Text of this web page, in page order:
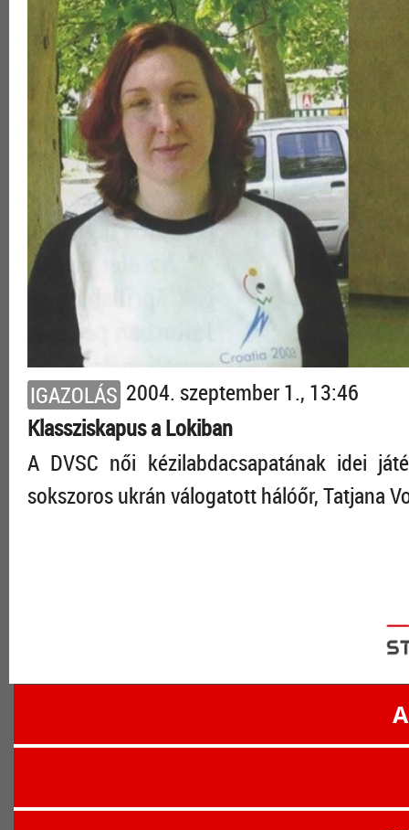
IGAZOLÁS 2004. szeptember 1., 13:46
Klassziskapus a Lokiban
A DVSC női kézilabdacsapatának idei
sokszoros uk­rán válogatott hálóőr, Tatjana